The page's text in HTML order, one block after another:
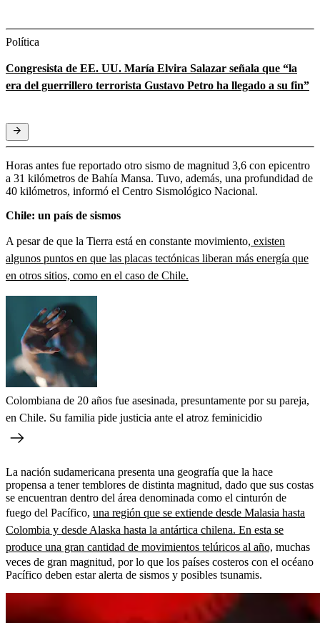
Política
Congresista de EE. UU. María Elvira Salazar señala que “la
era del guerrillero terrorista Gustavo Petro ha llegado a su fin”
Horas antes fue reportado otro sismo de magnitud 3,6 con epicentro
a 31 kilómetros de Bahía Mansa. Tuvo, además, una profundidad de
40 kilómetros, informó el Centro Sismológico Nacional.
Chile: un país de sismos
A pesar de que la Tierra está en constante movimiento, existen
algunos puntos en que las placas tectónicas liberan más energía que
en otros sitios, como en el caso de Chile.
Colombiana de 20 años fue asesinada, presuntamente por su pareja,
en Chile. Su familia pide justicia ante el atroz feminicidio
La nación sudamericana presenta una geografía que la hace
propensa a tener temblores de distinta magnitud, dado que sus costas
se encuentran dentro del área denominada como el cinturón de
fuego del Pacífico, una región que se extiende desde Malasia hasta
Colombia y desde Alaska hasta la antártica chilena. En esta se
produce una gran cantidad de movimientos telúricos al año, muchas
veces de gran magnitud, por lo que los países costeros con el océano
Pacífico deben estar alerta de sismos y posibles tsunamis.